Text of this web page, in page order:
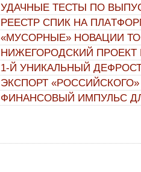
УДАЧНЫЕ ТЕСТЫ ПО
РЕЕСТР СПИК НА
«МУСОРНЫЕ» НОВАЦИИ
НИЖЕГОРОДСКИЙ
1-Й УНИКАЛЬНЫЙ
ЭКСПОРТ «РОССИЙСКОГО»
ФИНАНСОВЫЙ ИМПУЛЬС